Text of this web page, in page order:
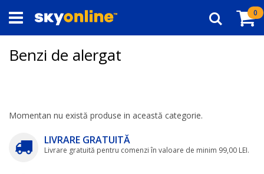
la
Conținut
0
Căutare
Benzi de alergat
Momentan nu există produse in această categorie.
LIVRARE GRATUITĂ
Livrare gratuită pentru comenzi în valoare de minim 99,00 LEI.